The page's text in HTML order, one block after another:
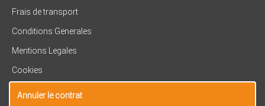
Frais de transport
Conditions Generales
Mentions Legales
Cookies
Annuler le contrat